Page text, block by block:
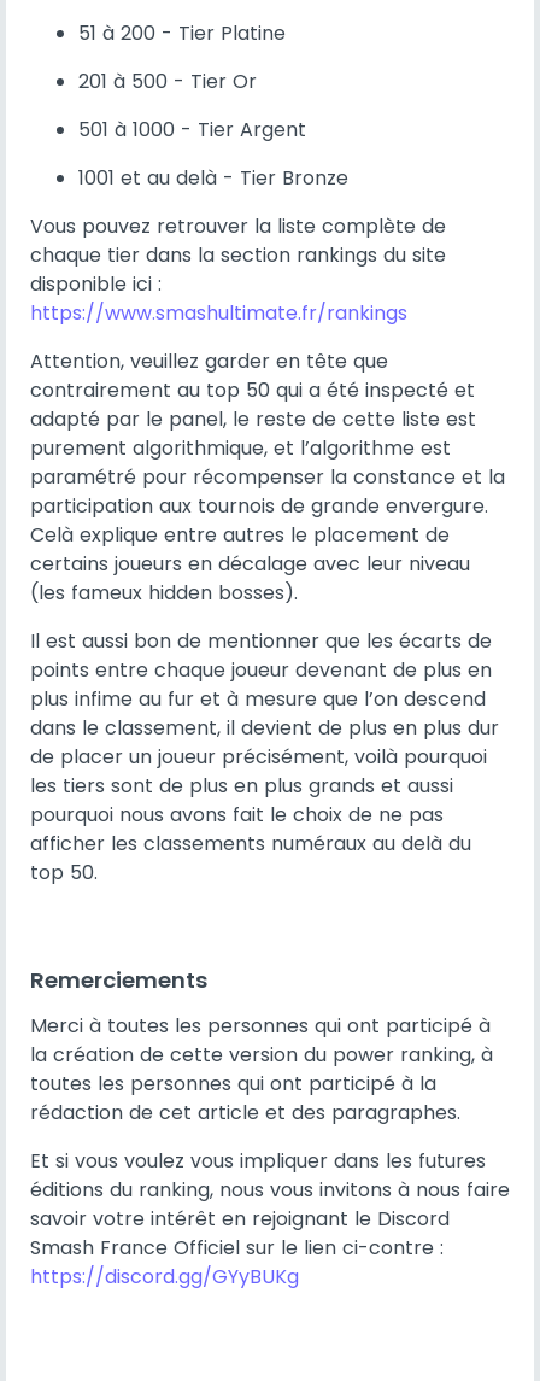
51 à 200 - Tier Platine
201 à 500 - Tier Or
501 à 1000 - Tier Argent
1001 et au delà - Tier Bronze
Vous pouvez retrouver la liste complète de
chaque tier dans la section rankings du site
disponible ici :
https://www.smashultimate.fr/rankings
Attention, veuillez garder en tête que
contrairement au top 50 qui a été inspecté et
adapté par le panel, le reste de cette liste est
purement algorithmique, et l’algorithme est
paramétré pour récompenser la constance et la
participation aux tournois de grande envergure.
Celà explique entre autres le placement de
certains joueurs en décalage avec leur niveau
(les fameux hidden bosses).
Il est aussi bon de mentionner que les écarts de
points entre chaque joueur devenant de plus en
plus infime au fur et à mesure que l’on descend
dans le classement, il devient de plus en plus dur
de placer un joueur précisément, voilà pourquoi
les tiers sont de plus en plus grands et aussi
pourquoi nous avons fait le choix de ne pas
afficher les classements numéraux au delà du
top 50.
Remerciements
Merci à toutes les personnes qui ont participé à
la création de cette version du power ranking, à
toutes les personnes qui ont participé à la
rédaction de cet article et des paragraphes.
Et si vous voulez vous impliquer dans les futures
éditions du ranking, nous vous invitons à nous faire
savoir votre intérêt en rejoignant le Discord
Smash France Officiel sur le lien ci-contre :
https://discord.gg/GYyBUKg